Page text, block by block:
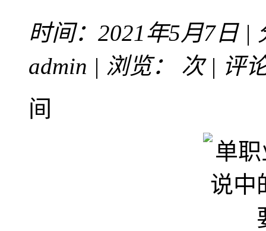
时间：2021年5月7日 |
admin | 浏览：
次 | 评
间